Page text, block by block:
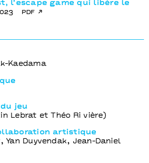
l’escape game qui libère le
pdf
Kaedama
jeu
Lebrat et Théo Ri vière)
artistique
Yan Duyvendak, Jean-Daniel